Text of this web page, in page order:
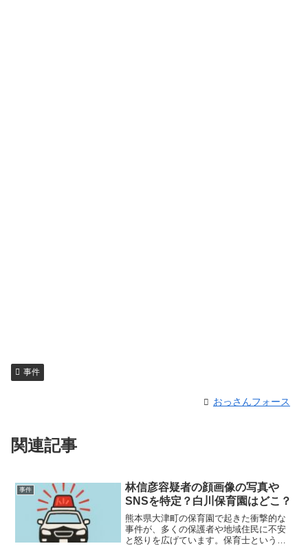
事件
おっさんフォース
関連記事
事件
林信彦容疑者の顔画像の写真や
SNSを特定？白川保育園はどこ？
熊本県大津町の保育園で起きた衝撃的な
事件が、多くの保護者や地域住民に不安
と怒りを広げています。保育士という